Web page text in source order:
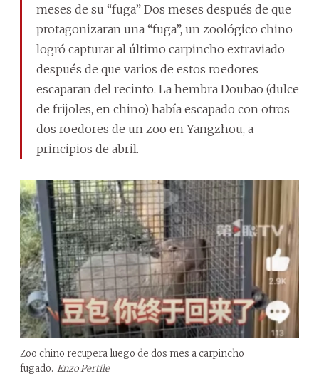
meses de su “fuga” Dos meses después de que
protagonizaran una “fuga”, un zoológico chino
logró capturar al último carpincho extraviado
después de que varios de estos roedores
escaparan del recinto. La hembra Doubao (dulce
de frijoles, en chino) había escapado con otros
dos roedores de un zoo en Yangzhou, a
principios de abril.
Zoo chino recupera luego de dos mes a carpincho
fugado. Enzo Pertile